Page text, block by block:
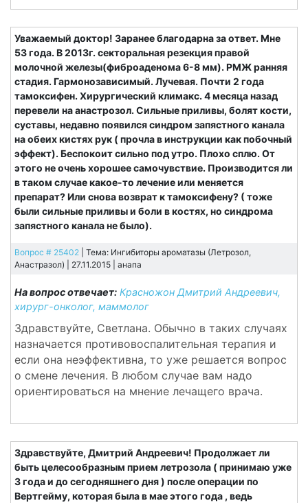
Уважаемый доктор! Заранее благодарна за ответ. Мне
53 года. В 2013г. секторальная резекция правой
молочной железы(фиброаденома 6-8 мм). РМЖ ранняя
стадия. Гармонозависимый. Лучевая. Почти 2 года
тамоксифен. Хирургический климакс. 4 месяца назад
перевели на анастрозол. Сильные приливы, болят кости,
суставы, недавно появился синдром запястного канала
на обеих кистях рук ( прочла в инструкции как побочный
эффект). Беспокоит сильно под утро. Плохо сплю. От
этого не очень хорошее самочувствие. Производится ли
в таком случае какое-то лечение или меняется
препарат? Или снова возврат к тамоксифену? ( тоже
были сильные приливы и боли в костях, но синдрома
запястного канала не было).
Вопрос # 25402 | Тема: Ингибиторы ароматазы (Летрозол,
Анастразол) | 27.11.2015 | анапа
На вопрос отвечает: Красножон Дмитрий Андреевич,
хирург-онколог, маммолог
Здравствуйте, Светлана. Обычно в таких случаях
назначается противовоспалительная терапия и
если она неэффективна, то уже решается вопрос
о смене лечения. В любом случае вам надо
ориентироваться на мнение лечащего врача.
Здравствуйте, Дмитрий Андреевич! Продолжает ли
быть целесообразным прием летрозола ( принимаю уже
3 года и до сегодняшнего дня ) после операции по
Вертгейму, которая была в мае этого года , ведь